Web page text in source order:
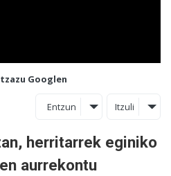
Googlen
Entzun Itzuli
herritarrek eginiko
aurrekontu